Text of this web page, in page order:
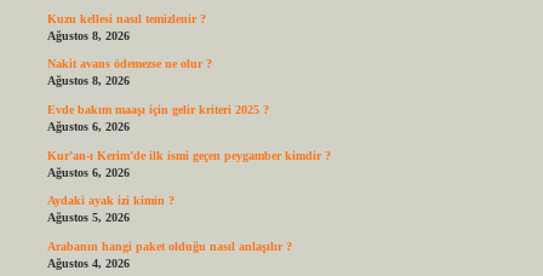
Kuzu kellesi nasıl temizlenir ?
Ağustos 8, 2026
Nakit avans ödemezse ne olur ?
Ağustos 8, 2026
Evde bakım maaşı için gelir kriteri 2025 ?
Ağustos 6, 2026
Kur’an-ı Kerim’de ilk ismi geçen peygamber kimdir ?
Ağustos 6, 2026
Aydaki ayak izi kimin ?
Ağustos 5, 2026
Arabanın hangi paket olduğu nasıl anlaşılır ?
Ağustos 4, 2026